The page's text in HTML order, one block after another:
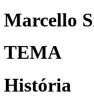
Marcello
TEMA
História